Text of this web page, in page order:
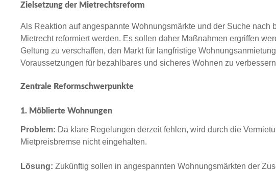
Zielsetzung der Mietrechtsreform
Als Reaktion auf angespannte Wohnungsmärkte und der Suche nach
Mietrecht reformiert werden. Es sollen daher Maßnahmen ergriffen
Geltung zu verschaffen, den Markt für langfristige
Voraussetzungen für bezahlbares und sicheres Wohnen zu
Zentrale Reformschwerpunkte
1. Möblierte Wohnungen
Problem: Da klare Regelungen derzeit fehlen, wird durch die
Mietpreisbremse nicht eingehalten.
Lösung: Zukünftig sollen in angespannten Wohnungsmärkten der